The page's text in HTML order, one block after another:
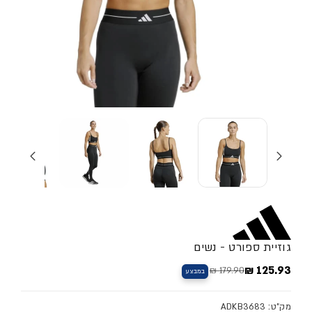
גוזיית ספורט - נשים
מחיר מבצע
125.93 ₪
מחיר מלא 179.90 ₪ במבצע
מק"ט: ADKB3683